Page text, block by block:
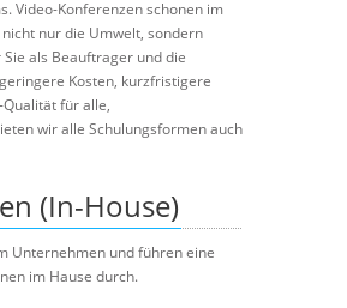
Video-Konferenzen schonen im
nur die Umwelt, sondern
als Beauftrager und die
Kosten, kurzfristigere
für alle,
wir alle Schulungsformen auch
(In-House)
Unternehmen und führen eine
im Hause durch.